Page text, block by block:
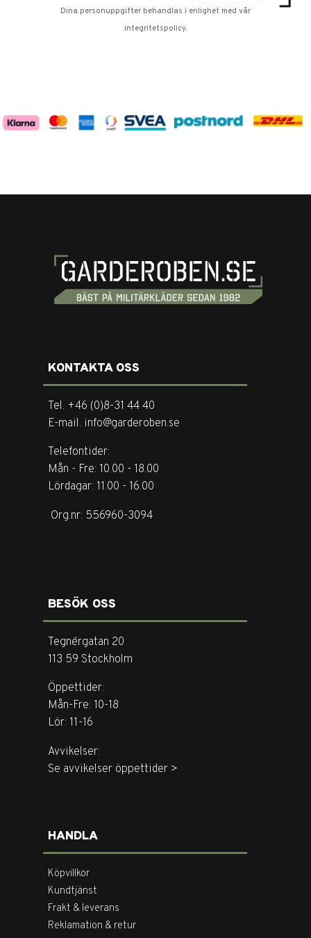
Dina personuppgifter behandlas i enlighet med vår
integritetspolicy.
KONTAKTA OSS
Tel. +46 (0)8-31 44 40
E-mail. info@garderoben.se
Telefontider:
Mån - Fre: 10.00 - 18.00
Lördagar: 11.00 - 16.00
Org.nr: 556960-3094
BESÖK OSS
Tegnérgatan 20
113 59 Stockholm
Öppettider:
Mån-Fre: 10-18
Lör: 11-16
Avvikelser:
Se avvikelser öppettider >
HANDLA
Köpvillkor
Kundtjänst
Frakt & leverans
Reklamation & retur